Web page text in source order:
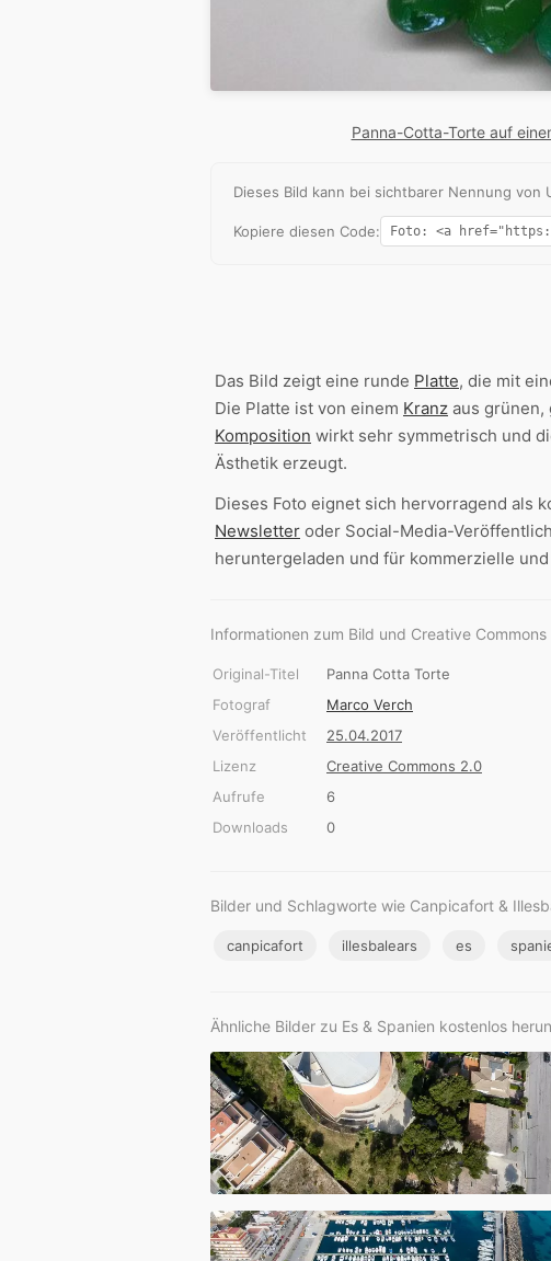
Panna-Cotta-Torte auf
Dieses Bild kann bei sichtbarer Nennung
Kopiere diesen Code:
Das Bild zeigt eine runde Platte, die mit
Die Platte ist von einem Kranz aus grünen,
Komposition wirkt sehr symmetrisch und
Ästhetik erzeugt.
Dieses Foto eignet sich hervorragend als
Newsletter oder Social-Media-
heruntergeladen und für kommerzielle
Informationen zum Bild und Creative Commons
Original-Titel
Panna Cotta Torte
Fotograf
Marco Verch
Veröffentlicht
25.04.2017
Lizenz
Creative Commons 2.0
Aufrufe
6
Downloads
0
Bilder und Schlagworte wie Canpicafort &
canpicafort illesbalears es
Ähnliche Bilder zu Es & Spanien kostenlos